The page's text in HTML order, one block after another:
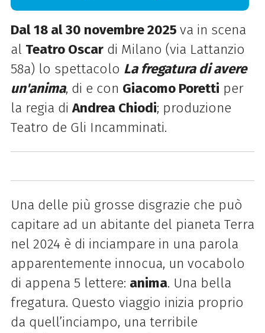
Dal 18 al 30 novembre 2025 va in scena
al Teatro Oscardi Milano (via Lattanzio
58a) lo spettacolo La fregatura di avere
un'anima, di e con Giacomo Poretti per
la regia diAndrea Chiodi; produzione
Teatro de Gli Incamminati.
Una delle più grosse disgrazie che può
capitare ad un abitante del pianeta Terra
nel 2024 è di inciampare in una parola
apparentemente innocua, un vocabolo
di appena 5 lettere: anima. Una bella
fregatura. Questo viaggio inizia proprio
da quell’inciampo, una terribile